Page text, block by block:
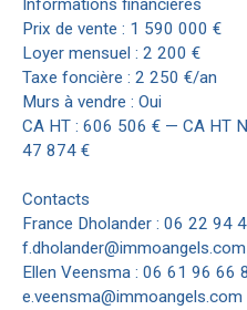
Informations financières
Prix de vente : 1 590 000 €
Loyer mensuel : 2 200 €
Taxe foncière : 2 250 €/an
Murs à vendre : Oui
CA HT : 606 506 € — CA HT
47 874 €
Contacts
France Dholander : 06 22 94
f.dholander@immoangels.com
Ellen Veensma : 06 61 96 66
e.veensma@immoangels.com